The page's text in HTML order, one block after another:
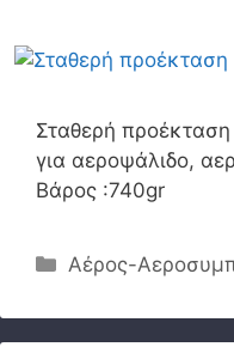
Σταθερή
για αεροψάλιδο,
Βάρος :740gr
Κατηγορίες
Αέρος-